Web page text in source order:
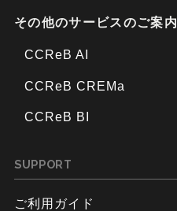
その他のサービスのご案内
CCReB AI
CCReB CREMa
CCReB BI
SUPPORT
ご利用ガイド